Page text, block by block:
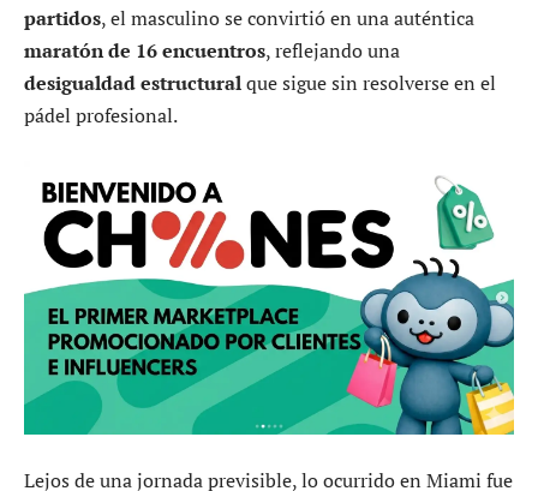
partidos, el masculino se convirtió en una auténtica
maratón de 16 encuentros, reflejando una
desigualdad estructuralque sigue sin resolverse en el
pádel profesional.
Lejos de una jornada previsible, lo ocurrido en Miami fue